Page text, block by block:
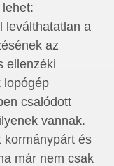
leválthatatlan a
az
ellenzéki
lopógép
csalódott
vannak.
kormánypárt és
már nem csak